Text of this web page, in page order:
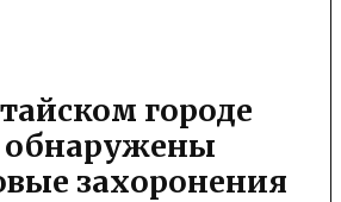
городе
захоронения